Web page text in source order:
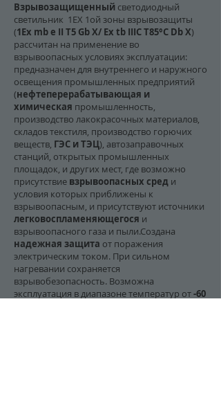
Взрывозащищенный светодиодный
светильник 1EX 1ой зоны взрывозащиты
(1Ex mb е II T5 Gb Х/ Ex tb IIIC Т85°C Db Х)
рассчитан на применение во
взрывоопасных условиях эксплуатации:
предназначен для внутреннего и наружного
освещения промышленных предприятий
(нефтеперерабатывающая и
химическая промышленность,
производство лакокрасочных материалов,
складов текстиля, производство горючих
веществ, ГЭС и ТЭЦ), автозаправочных
станций, открытых промышленных
площадок, и других мест, где возможно
присутствие взрывоопасных сред и
условия которых приближены к
взрывоопасным, и присутствуют источники
легковоспламеняющегося и
взрывоопасного газа и пыли.Создана
надежная защита от поражения
электрическим током. При сильном
нагревании сохраняется
взрывобезопасность. Возможна
эксплуатация в диапазоне температур от-60